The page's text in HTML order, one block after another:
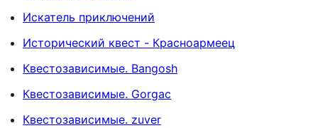
Искатель приключений
Исторический квест - Красноармеец
Квестозависимые. Bangosh
Квестозависимые. Gorgac
Квестозависимые. zuver